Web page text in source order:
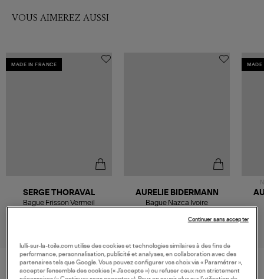
VOUS AIMEREZ AUSSI
MADE IN FRANCE
SERGE THORAVAL
Bague Frisson Vermeil
AURELIE BIDERMANN
Bague Nazca Ivoire
MADE
lulli-sur-la-toile.com utilise des cookies et technologies similaires à des fins de
performance, personnalisation, publicité et analyses, en collaboration avec des
partenaires tels que Google. Vous pouvez configurer vos choix via « Paramétrer »,
accepter l’ensemble des cookies (« J’accepte ») ou refuser ceux non strictement
Continuer sans accepter